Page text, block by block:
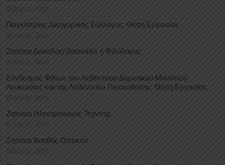
July 31, 2026
Παγκύπριος Δικηγορικός Σύλλογος: Θέση Εργασίας
July 31, 2026
Ζητείται Δάκαλος/ Δασκάλα ή Φιλόλογος
July 31, 2026
Σύνδεσμος Φίλων του Λεβέντειου Δημοτικού Μουσείου
Λευκωσίας και της Λεβέντειου Πινακοθήκης: Θέση Εργασίας
July 31, 2026
Ζητείται Ηλεκτρολόγος Τεχνίτης
July 31, 2026
Ζητείται Βοηθός Οπτικού
July 31, 2026